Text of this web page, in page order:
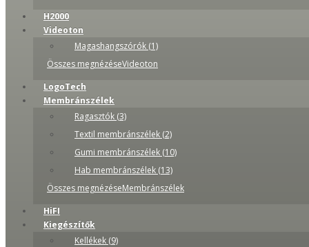
H2000
Videoton
Magashangszórók (1)
Összes megnézéseVideoton
LogoTech
Membránszélek
Ragasztók (3)
Textil membránszélek (2)
Gumi membránszélek (10)
Hab membránszélek (13)
Összes megnézéseMembránszélek
HiFI
Kiegészítők
Kellékek (9)